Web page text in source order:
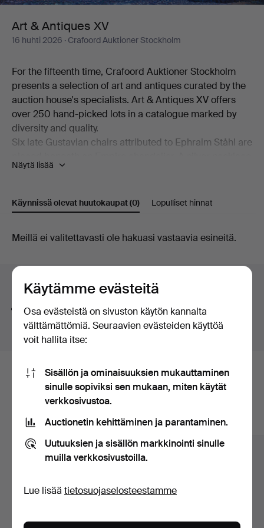
Art & Antiques XV
16 huhti 2026 · Crafoord Auktioner Stockholm
For the fifteenth time, Crafoord Auktioner Stockholm
presents a selection of art and antiques curated by the
auction house's specialists. Art & Antiques XV offers
over 250 hand-picked lots in a catalogue marked by
diversity and quality.
Six late Gustavian chairs attributed to Ephraim Ståhl are
made by Anders Arvidsson Castman in Eksjö in 1793
Madrid's starting eleven from 1966. And on the
bookshelf stands a copy of C L Grubb's substantial
century. Add to this a wealth of beautiful objects,
a Japonesque folding screen, a ladle holder, a cameo
brooch, an English stilton spoon, Iwan Constantin
Johansson's stretching swans against a pale blue-pink
sky, a pair of substantial caryatids and much more
besides.
Welcome!
Näytä lisää
Käynnissä olevat huutokaupat(0) Lopulliset hinnat
Käynnissä
olevat
huutokaupat
Meillä ei valitettavasti ole hakuasi vastaavia esineitä.
Hakuvinkkejä
Teemme automaattisesti hakuja sanojen osilla. Jos
haet sanallakorulöydämme myösranne korukellon
Tässä ovat arkistossamme olevat
esineet, jotka vastaavat hakuasi
Näytä kaikki esineet
Käytämme evästeitä
Osa evästeistä on sivuston käytön kannalta
välttämättömiä. Seuraavien evästeiden käyttöä
voit hallita itse:
Sisällön ja ominaisuuksien mukauttaminen
sinulle sopiviksi sen mukaan, miten käytät
verkkosivustoa.
Auctionetin kehittäminen ja parantaminen.
Uutuuksien ja sisällön markkinointi sinulle
muilla verkkosivustoilla.
Lue lisää tietosuojaselosteestamme